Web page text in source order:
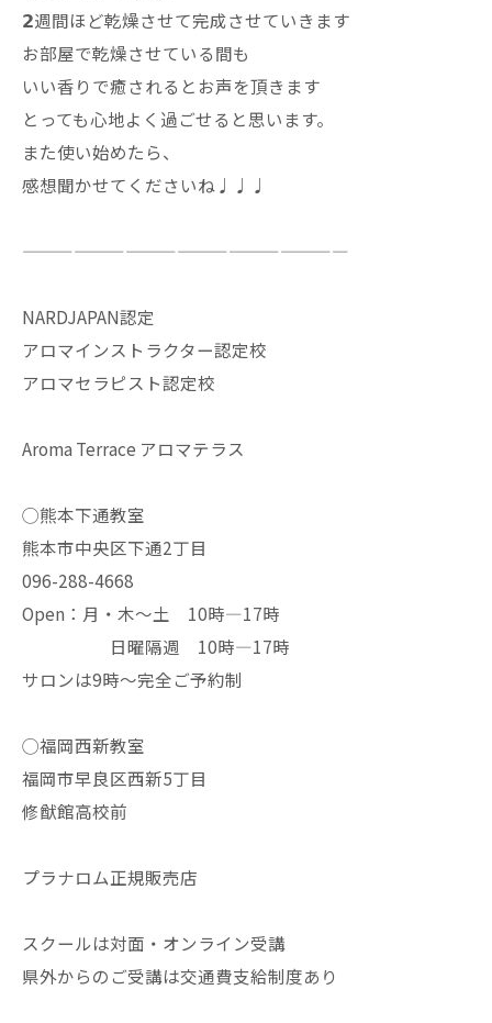
𝟮週間ほど乾燥させて完成させていきます
お部屋で乾燥させている間も
いい香りで癒されるとお声を頂きます
とっても心地よく過ごせると思います。
また使い始めたら、
感想聞かせてくださいね♩♩♩
———————————————————
NARDJAPAN認定
アロマインストラクター認定校
アロマセラピスト認定校
Aroma Terrace アロマテラス
◯熊本下通教室
熊本市中央区下通2丁目
096-288-4668
Open：月・木〜土 10時—17時
日曜隔週 10時—17時
サロンは9時〜完全ご予約制
◯福岡西新教室
福岡市早良区西新5丁目
修猷館高校前
プラナロム正規販売店
スクールは対面・オンライン受講
県外からのご受講は交通費支給制度あり